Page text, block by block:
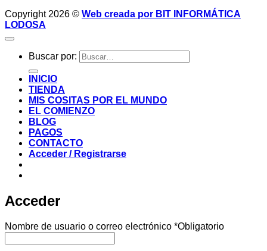
Copyright 2026 © Web creada por BIT INFORMÁTICA
LODOSA
Buscar por:
INICIO
TIENDA
MIS COSITAS POR EL MUNDO
EL COMIENZO
BLOG
PAGOS
CONTACTO
Acceder / Registrarse
Acceder
Nombre de usuario o correo electrónico *Obligatorio